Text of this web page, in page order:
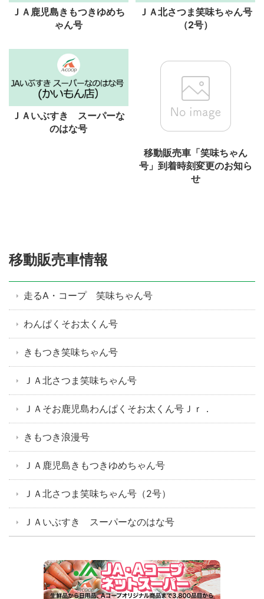
ＪＡ鹿児島きもつきゆめち
ゃん号
ＪＡ北さつま笑味ちゃん号
（2号）
ＪＡいぶすき スーパーな
のはな号
移動販売車「笑味ちゃん
号」到着時刻変更のお知ら
せ
移動販売車情報
走るA・コープ 笑味ちゃん号
わんぱくそお太くん号
きもつき笑味ちゃん号
ＪＡ北さつま笑味ちゃん号
ＪＡそお鹿児島わんぱくそお太くん号Ｊｒ．
きもつき浪漫号
ＪＡ鹿児島きもつきゆめちゃん号
ＪＡ北さつま笑味ちゃん号（2号）
ＪＡいぶすき スーパーなのはな号